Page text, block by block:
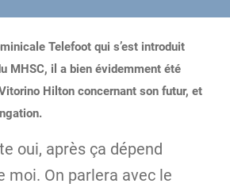
Telefoot qui s’est introduit
MHSC, il a bien évidemment été
Hilton concernant son futur, et
oui, après ça dépend
moi. On parlera avec le